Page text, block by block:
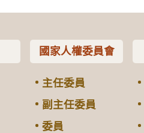
國家人權委員會
主任委員
副主任委員
委員